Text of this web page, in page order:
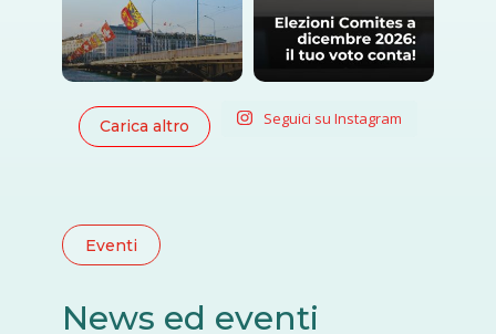
Carica altro Seguici su Instagram
Eventi
News ed eventi